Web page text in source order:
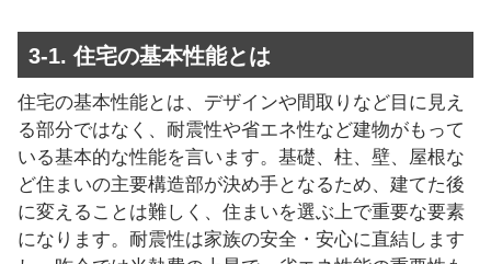
3-1. 住宅の基本性能とは
住宅の基本性能とは、デザインや間取りなど目に見え
る部分ではなく、耐震性や省エネ性など建物がもって
いる基本的な性能を言います。基礎、柱、壁、屋根な
ど住まいの主要構造部が決め手となるため、建てた後
に変えることは難しく、住まいを選ぶ上で重要な要素
になります。耐震性は家族の安全・安心に直結します